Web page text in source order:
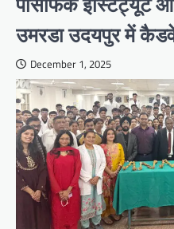
उमरडा उदयपुर में
December 1, 2025